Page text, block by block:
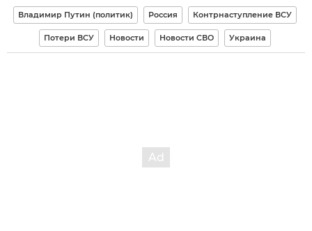
Владимир Путин (политик) Россия Контрнаступление ВСУ
Потери ВСУ Новости Новости СВО Украина